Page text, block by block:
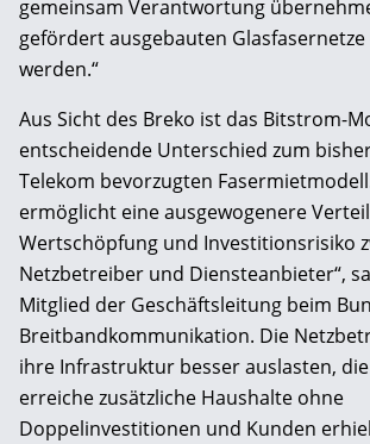
gemeinsam Verantwortung
gefördert ausgebauten
werden.“
Aus Sicht des Breko ist das Bitstrom-
entscheidende Unterschied zum
Telekom bevorzugten
ermöglicht eine ausgewogenere
Wertschöpfung und Investitionsrisiko
Netzbetreiber und Diensteanbieter“,
Mitglied der Geschäftsleitung beim
Breitbandkommunikation. Die
ihre Infrastruktur besser auslasten,
erreiche zusätzliche Haushalte ohne
Doppelinvestitionen und Kunden